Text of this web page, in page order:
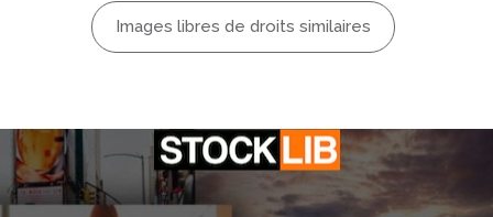
Images libres de droits similaires